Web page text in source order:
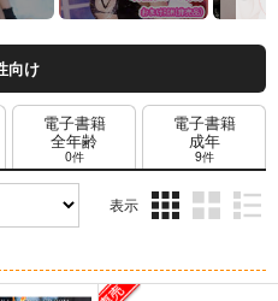
向け
電子書籍
全年齢
0件
電子書籍
成年
9件
表示
ム
表
ム
表
ム
表